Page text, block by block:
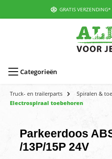
GRATIS
Categorieën
Truck- en trailerparts
Spiralen &
Electrospiraal toebehoren
Parkeerdoos
/13P/15P 24V